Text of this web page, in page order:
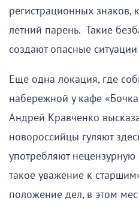
регистрационных знаков,
летний парень. Такие
создают опасные
Еще одна локация, где
набережной у кафе
Андрей Кравченко
новороссийцы гуляют
употребляют
такое уважение к
положение дел, в этом